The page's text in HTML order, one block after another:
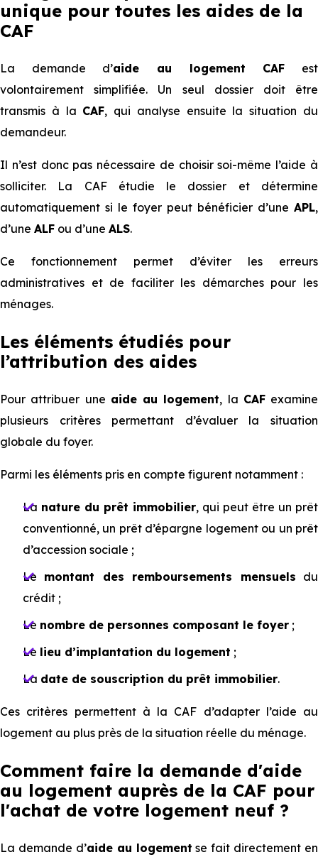
unique pour toutes les aides de la
CAF
La demande d’aide au logement CAF est
volontairement simplifiée. Un seul dossier doit être
transmis à la CAF, qui analyse ensuite la situation du
demandeur.
Il n’est donc pas nécessaire de choisir soi-même l’aide à
solliciter. La CAF étudie le dossier et détermine
automatiquement si le foyer peut bénéficier d’une APL,
d’une ALF ou d’une ALS.
Ce fonctionnement permet d’éviter les erreurs
administratives et de faciliter les démarches pour les
ménages.
Les éléments étudiés pour
l’attribution des aides
Pour attribuer une aide au logement, la CAFexamine
plusieurs critères permettant d’évaluer la situation
globale du foyer.
Parmi les éléments pris en compte figurent notamment :
La nature du prêt immobilier, qui peut être un prêt
conventionné, un prêt d’épargne logement ou un prêt
d’accession sociale ;
Le montant des remboursements mensuels du
crédit ;
Le nombre de personnes composant le foyer ;
Le lieu d’implantation du logement ;
La date de souscription du prêt immobilier.
Ces critères permettent à la CAF d’adapter l’aide au
logement au plus près de la situation réelle du ménage.
Comment faire la demande d'aide
au logement auprès de la CAF pour
l'achat de votre logement neuf ?
La demande d’aide au logement se fait directement en